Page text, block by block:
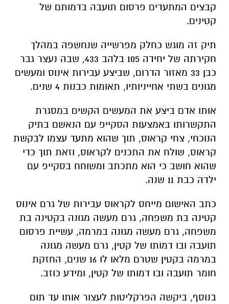
קבצים המתעדים פרסום תועבה בדמותם של
קטינים.
תיק זה מוגש כחלק מפרשייה שנחשפה במהלך
חקירתה של יחידה 105 בלהב 433, שבה נעצר גבר
כבן 33 מאזור הדרום, שביצע עבירות אינוס ומעשים
מגונים בשתי אחייניותיו, תאומות כבנות 4 שנים.
אותו אדם ביצע את המעשים הקשים במסגרת
התקשרותו באמצעות הסקייפ עם הנאשם בתיק
הנוכחי, צחי קראוס, תוך שהוא מתעד עצמו לבקשת
קראוס, שולח את התכנים לקראוס, וזאת תוך כדי
שהוא חושב כי הוא מתכתב ומשוחח בסקייפ עם
ילדה כבת 11 שנה.
כתב האישום מייחס לקראוס עבירות של גרם אינוס
קטינה בת משפחה, גרם מעשה מגונה בקטינה בת
משפחה, גרם מעשה מגונה במרמה, עשיית פרסום
תועבה ובו דמותו של קטין, גרם מעשה מגונה
במרמה בקטין שטרם מלאו לו 16 שנים, החזקת
חומר תועבה ובו דמותו של קטין, ומידע כוזב.
בנוסף, ביקשה הפרקליטות לעצור אותו עד תום